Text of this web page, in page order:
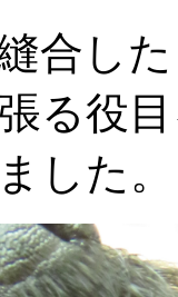
合し
る役
した。